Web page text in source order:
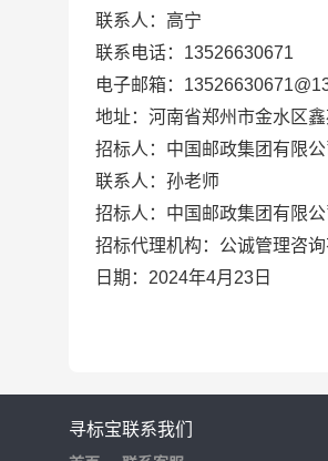
联系人：高宁
联系电话：13526630671
电子邮箱：
地址：河南省郑州市金水区
招标人：中国邮政集团有限
联系人：孙老师
招标人：中国邮政集团有限
招标代理机构：公诚管理咨询
日期：2024年4月23日
寻标宝联系我们